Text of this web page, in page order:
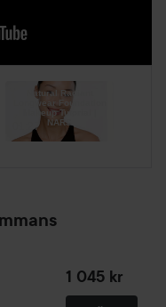
Natural Radiant
Longwear Foundation
Makeup Tutorial |
NARS
01:27
1 045 kr